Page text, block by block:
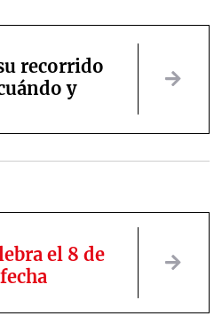
recorrido
y
el 8 de